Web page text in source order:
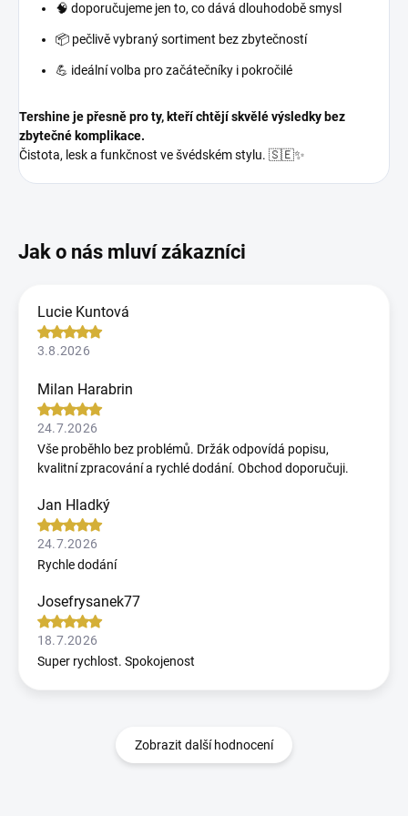
🧠 doporučujeme jen to, co dává dlouhodobě smysl
📦 pečlivě vybraný sortiment bez zbytečností
💪 ideální volba pro začátečníky i pokročilé
Tershine je přesně pro ty, kteří chtějí skvělé výsledky bez
zbytečné komplikace.
Čistota, lesk a funkčnost ve švédském stylu. 🇸🇪✨
Lucie Kuntová
3.8.2026
Milan Harabrin
24.7.2026
Vše proběhlo bez problémů. Držák odpovídá popisu,
kvalitní zpracování a rychlé dodání. Obchod doporučuji.
Jan Hladký
24.7.2026
Rychle dodání
Josefrysanek77
18.7.2026
Super rychlost. Spokojenost
Zobrazit další hodnocení